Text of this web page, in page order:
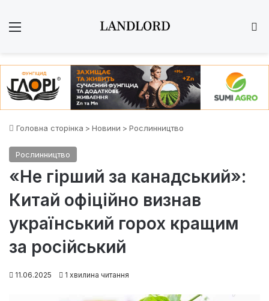
Головна сторінка > Новини > Рослинництво
Рослинництво
«Не гірший за канадський»:
Китай офіційно визнав
український горох кращим
за російський
11.06.2025 1 хвилина читання